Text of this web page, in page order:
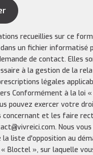
recueillies sur ce
un fichier informatisé
de contact. Elles
à la gestion de la
légales
Conformément à la loi
pouvez exercer votre
concernant et les faire
Nous
la liste d'opposition au
Bloctel », sur laquelle